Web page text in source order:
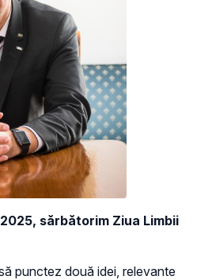
sărbătorim Ziua Limbii
punctez două idei, relevante